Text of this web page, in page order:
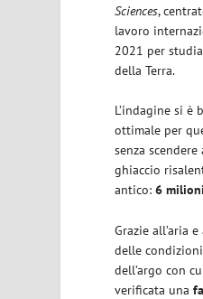
Sciences,
lavoro
2021 per
della Terra.
L’indagine si
ottimale per
senza
ghiaccio
antico:6
Grazie all’aria
delle
dell’argo con
verificata una